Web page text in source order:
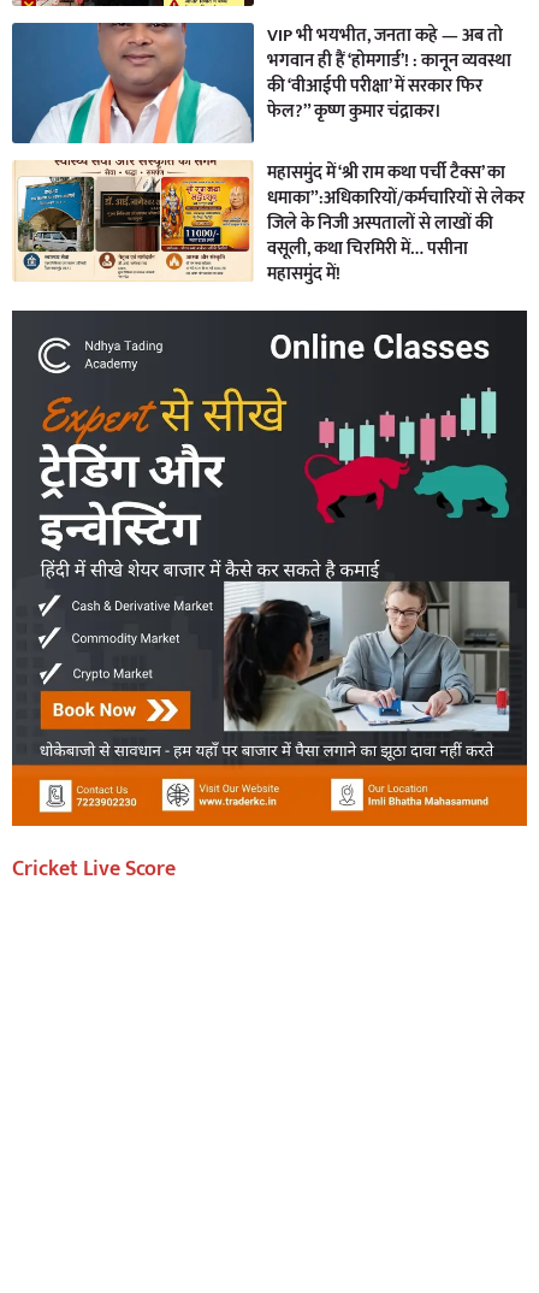
VIP भी भयभीत, जनता कहे — अब तो
भगवान ही हैं ‘होमगार्ड’! : कानून व्यवस्था
की ‘वीआईपी परीक्षा’ में सरकार फिर
फेल?” कृष्ण कुमार चंद्राकर।
महासमुंद में ‘श्री राम कथा पर्ची टैक्स’ का
धमाका”:अधिकारियों/कर्मचारियों से लेकर
जिले के निजी अस्पतालों से लाखों की
वसूली, कथा चिरमिरी में… पसीना
महासमुंद में!
Cricket Live Score